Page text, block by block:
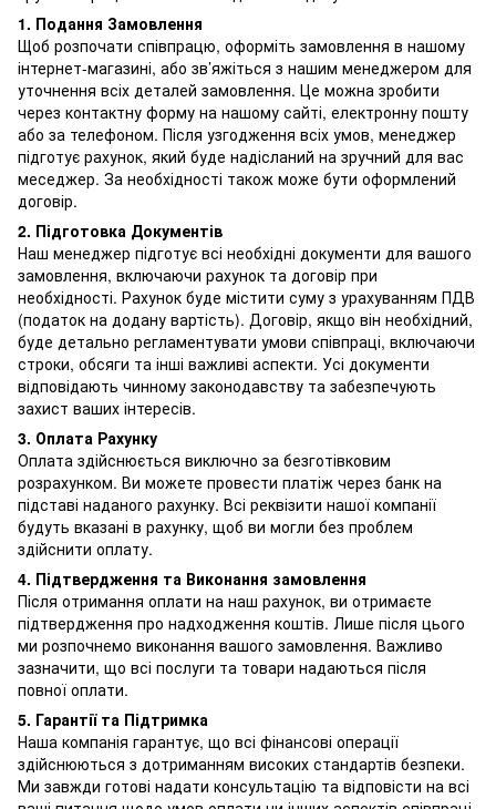
1. Подання Замовлення
Щоб розпочати співпрацю, оформіть замовлення в нашому
інтернет-магазині, або зв’яжіться з нашим менеджером для
уточнення всіх деталей замовлення. Це можна зробити
через контактну форму на нашому сайті, електронну пошту
або за телефоном. Після узгодження всіх умов, менеджер
підготує рахунок, який буде надісланий на зручний для вас
меседжер. За необхідності також може бути оформлений
договір.
2. Підготовка Документів
Наш менеджер підготує всі необхідні документи для вашого
замовлення, включаючи рахунок та договір при
необхідності. Рахунок буде містити суму з урахуванням ПДВ
(податок на додану вартість). Договір, якщо він необхідний,
буде детально регламентувати умови співпраці, включаючи
строки, обсяги та інші важливі аспекти. Усі документи
відповідають чинному законодавству та забезпечують
захист ваших інтересів.
3. Оплата Рахунку
Оплата здійснюється виключно за безготівковим
розрахунком. Ви можете провести платіж через банк на
підставі наданого рахунку. Всі реквізити нашої компанії
будуть вказані в рахунку, щоб ви могли без проблем
здійснити оплату.
4. Підтвердження та Виконання замовлення
Після отримання оплати на наш рахунок, ви отримаєте
підтвердження про надходження коштів. Лише після цього
ми розпочнемо виконання вашого замовлення. Важливо
зазначити, що всі послуги та товари надаються після
повної оплати.
5. Гарантії та Підтримка
Наша компанія гарантує, що всі фінансові операції
здійснюються з дотриманням високих стандартів безпеки.
Ми завжди готові надати консультацію та відповісти на всі